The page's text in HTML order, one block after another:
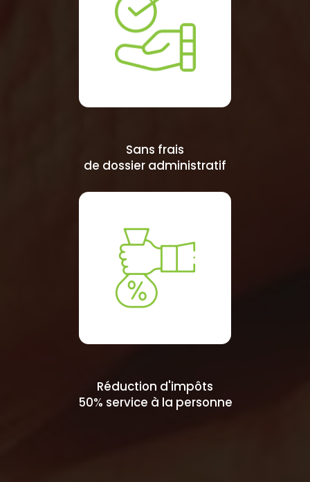
Sans frais
de dossier administratif
Réduction d'impôts
50% service à la personne